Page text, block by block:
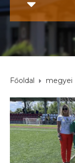
Főoldal megyei